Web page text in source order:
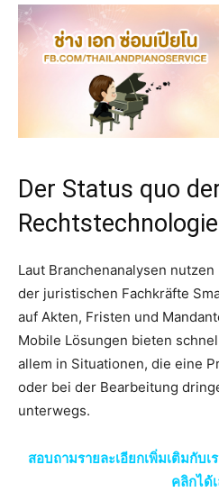
Der Status quo
Rechtstechnologie
Laut Branchenanalysen
der juristischen Fachkräfte
auf Akten, Fristen und
Mobile Lösungen bieten
allem in Situationen, die eine
oder bei der Bearbeitung
unterwegs.
สอบถามรายละเอียกเพิ่มเติมกับ
คลิกได้